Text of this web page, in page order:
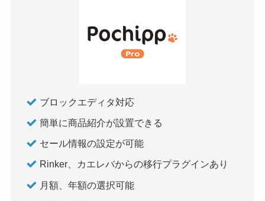
ブロックエディタ対応
簡単に商品紹介が設置できる
セール情報の設定が可能
Rinker、カエレバからの移行プラグインあり
月額、年額の選択可能